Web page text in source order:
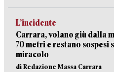
L’incidente
Carrara, volano giù dalla
70 metri e restano sospesi
miracolo
di Redazione Massa Carrara